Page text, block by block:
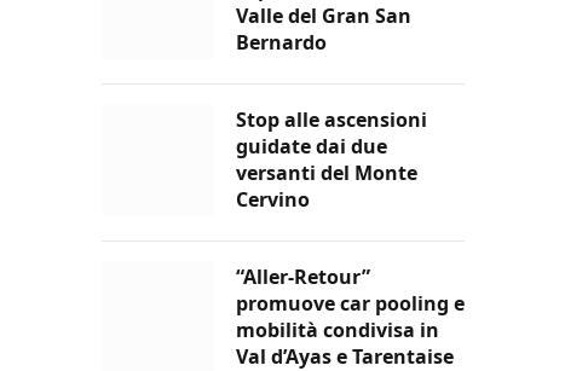
Valle del Gran San
Bernardo
Stop alle ascensioni
guidate dai due
versanti del Monte
Cervino
“Aller-Retour”
promuove car pooling e
mobilità condivisa in
Val d’Ayas e Tarentaise